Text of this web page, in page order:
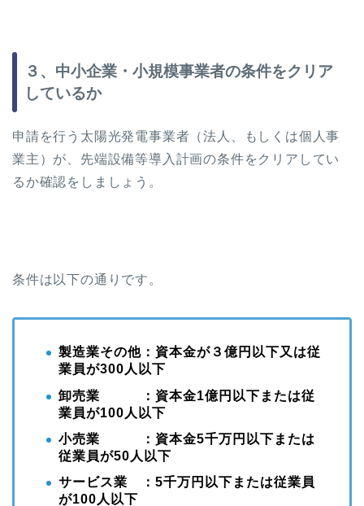
３、中小企業・小規模事業者の条件をクリア
しているか
申請を行う太陽光発電事業者（法人、もしくは個人事
業主）が、先端設備等導入計画の条件をクリアしてい
るか確認をしましょう。
条件は以下の通りです。
製造業その他：資本金が３億円以下又は従
業員が300人以下
卸売業 ：資本金1億円以下または従
業員が100人以下
小売業 ：資本金5千万円以下または
従業員が50人以下
サービス業 ：5千万円以下または従業員
が100人以下